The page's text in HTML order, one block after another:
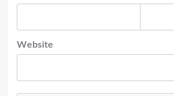
Website